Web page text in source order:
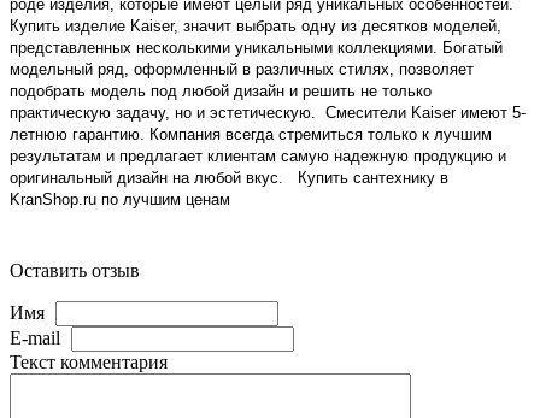
роде изделия, которые имеют целый ряд уникальных особенностей.
Купить изделие Kaiser, значит выбрать одну из десятков моделей,
представленных несколькими уникальными коллекциями. Богатый
модельный ряд, оформленный в различных стилях, позволяет
подобрать модель под любой дизайн и решить не только
практическую задачу, но и эстетическую. Смесители Kaiser имеют 5-
летнюю гарантию. Компания всегда стремиться только к лучшим
результатам и предлагает клиентам самую надежную продукцию и
оригинальный дизайн на любой вкус. Купить сантехнику в
KranShop.ru по лучшим ценам
Оставить отзыв
Имя
E-mail
Текст комментария